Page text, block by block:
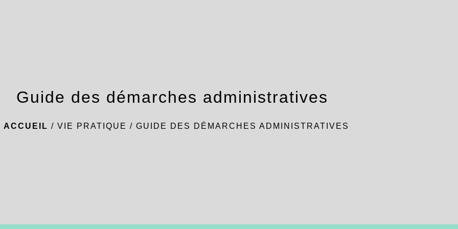
Guide des démarches administratives
ACCUEIL / VIE PRATIQUE / GUIDE DES DÉMARCHES ADMINISTRATIVES